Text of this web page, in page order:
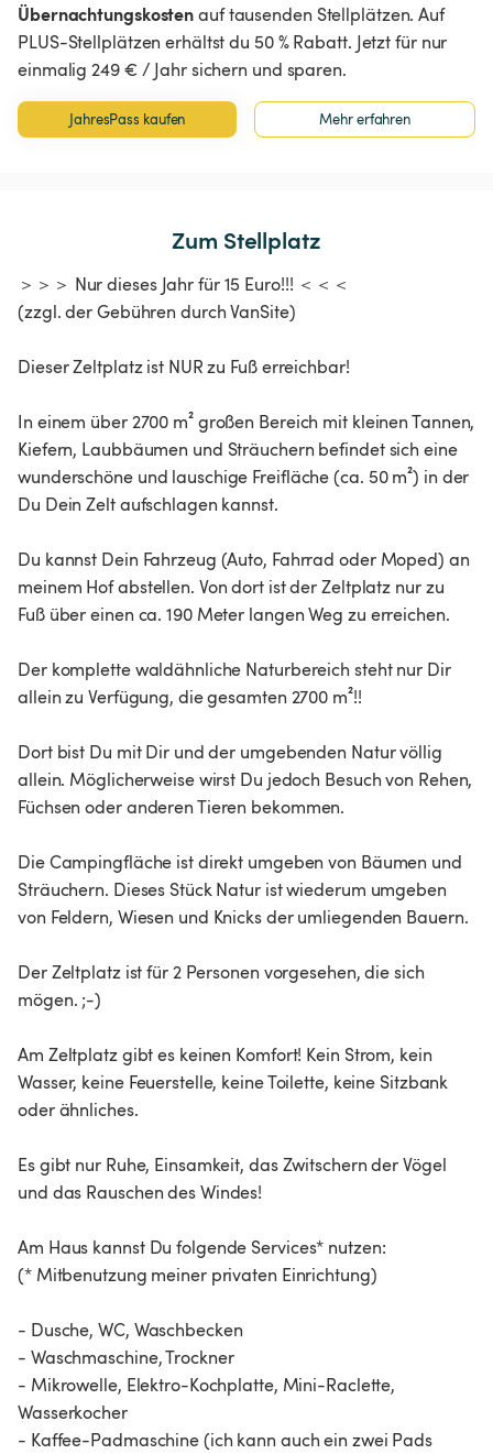
Übernachtungskostenauf tausenden Stellplätzen. Auf
PLUS-Stellplätzen erhältst du 50 % Rabatt. Jetzt für nur
einmalig 249 € / Jahr sichern und sparen.
JahresPass kaufen Mehr erfahren
Zum Stellplatz
＞＞＞ Nur dieses Jahr für 15 Euro!!! ＜＜＜
(zzgl. der Gebühren durch VanSite)
Dieser Zeltplatz ist NUR zu Fuß erreichbar!
In einem über 2700 m² großen Bereich mit kleinen Tannen,
Kiefern, Laubbäumen und Sträuchern befindet sich eine
wunderschöne und lauschige Freifläche (ca. 50 m²) in der
Du Dein Zelt aufschlagen kannst.
Du kannst Dein Fahrzeug (Auto, Fahrrad oder Moped) an
meinem Hof abstellen. Von dort ist der Zeltplatz nur zu
Fuß über einen ca. 190 Meter langen Weg zu erreichen.
Der komplette waldähnliche Naturbereich steht nur Dir
allein zu Verfügung, die gesamten 2700 m²!!
Dort bist Du mit Dir und der umgebenden Natur völlig
allein. Möglicherweise wirst Du jedoch Besuch von Rehen,
Füchsen oder anderen Tieren bekommen.
Die Campingfläche ist direkt umgeben von Bäumen und
Sträuchern. Dieses Stück Natur ist wiederum umgeben
von Feldern, Wiesen und Knicks der umliegenden Bauern.
Der Zeltplatz ist für 2 Personen vorgesehen, die sich
mögen. ;-)
Am Zeltplatz gibt es keinen Komfort! Kein Strom, kein
Wasser, keine Feuerstelle, keine Toilette, keine Sitzbank
oder ähnliches.
Es gibt nur Ruhe, Einsamkeit, das Zwitschern der Vögel
und das Rauschen des Windes!
Am Haus kannst Du folgende Services* nutzen:
(* Mitbenutzung meiner privaten Einrichtung)
- Dusche, WC, Waschbecken
- Waschmaschine, Trockner
- Mikrowelle, Elektro-Kochplatte, Mini-Raclette,
Wasserkocher
- Kaffee-Padmaschine (ich kann auch ein zwei Pads